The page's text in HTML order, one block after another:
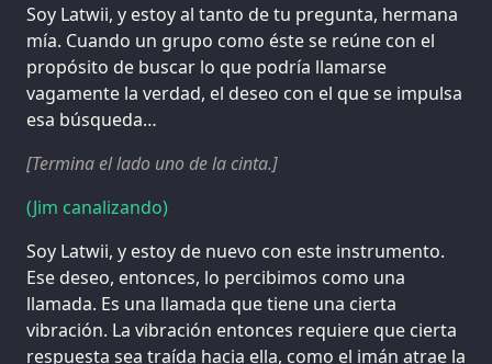
Soy Latwii, y estoy al tanto de tu pregunta, hermana
mía. Cuando un grupo como éste se reúne con el
propósito de buscar lo que podría llamarse
vagamente la verdad, el deseo con el que se impulsa
esa búsqueda…
[Termina el lado uno de la cinta.]
(Jim canalizando)
Soy Latwii, y estoy de nuevo con este instrumento.
Ese deseo, entonces, lo percibimos como una
llamada. Es una llamada que tiene una cierta
vibración. La vibración entonces requiere que cierta
respuesta sea traída hacia ella, como el imán atrae la